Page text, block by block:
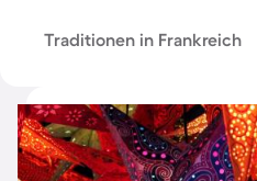
Traditionen in Frankreich